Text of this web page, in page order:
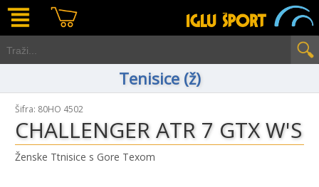
Tenisice (ž)
Šifra: 80HO 4502
CHALLENGER ATR 7 GTX W'S
Ženske Ttnisice s Gore Texom